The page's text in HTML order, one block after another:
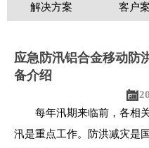
解决方案 客户
应急防汛铝合金移动防
备介绍

每年汛期来临前，各相
汛是重点工作。防洪减灾是